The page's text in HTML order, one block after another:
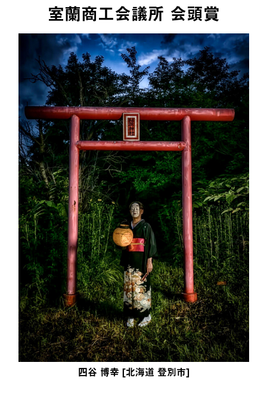
室蘭商工会議所 会頭賞
四谷 博幸 [北海道 登別市]